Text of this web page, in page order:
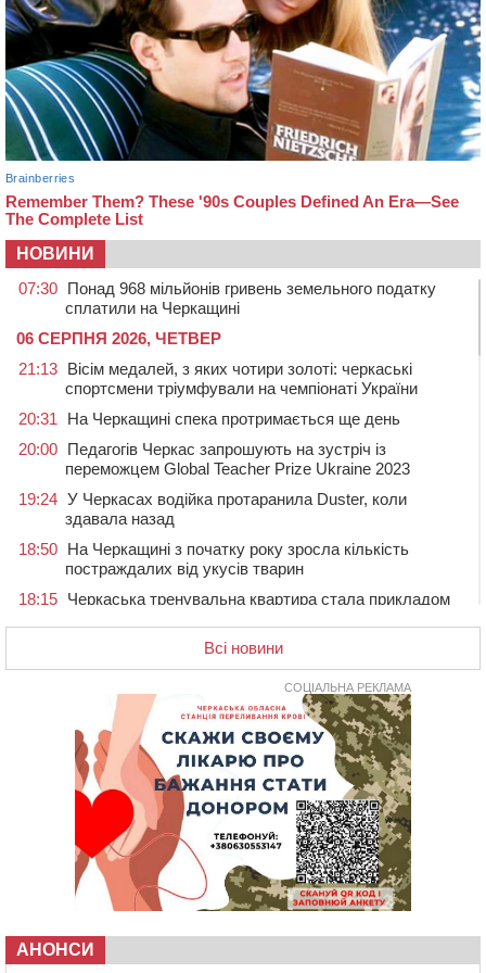
НОВИНИ
07:30 Понад 968 мільйонів гривень земельного податку
сплатили на Черкащині
06 СЕРПНЯ 2026, ЧЕТВЕР
21:13 Вісім медалей, з яких чотири золоті: черкаські
спортсмени тріумфували на чемпіонаті України
20:31
На Черкащині спека протримається ще день
20:00 Педагогів Черкас запрошують на зустріч із
переможцем Global Teacher Prize Ukraine 2023
19:24 У Черкасах водійка протаранила Duster, коли
здавала назад
18:50 На Черкащині з початку року зросла кількість
постраждалих від укусів тварин
18:15 Черкаська тренувальна квартира стала прикладом
ЧНУ увійшов до 50 найпопулярніших вишів України
серед вступників
На Хімселищі у Черкасах облаштували новий
контейнерний майданчик
Без розтину грудної клітки: у Черкасах 75-річній
пацієнтці замінили аортальний клапан
У Черкаському онкоцентрі встановили сонячну
електростанцію за понад пів мільйона гривень
У Київській області прощаються з полеглим на
фронті жителем Монастирищини
У Черкасах містяни через нову скляну зупинку і
обіцяє масштабне озеленення
Всі новини
СОЦІАЛЬНА РЕКЛАМА
АНОНСИ